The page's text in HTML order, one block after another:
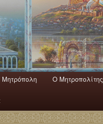
Mητρόπολη Ο Mητροπολίτης